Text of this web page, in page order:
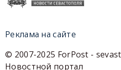
Реклама на сайте
© 2007-2025 ForPost -
Новостной портал